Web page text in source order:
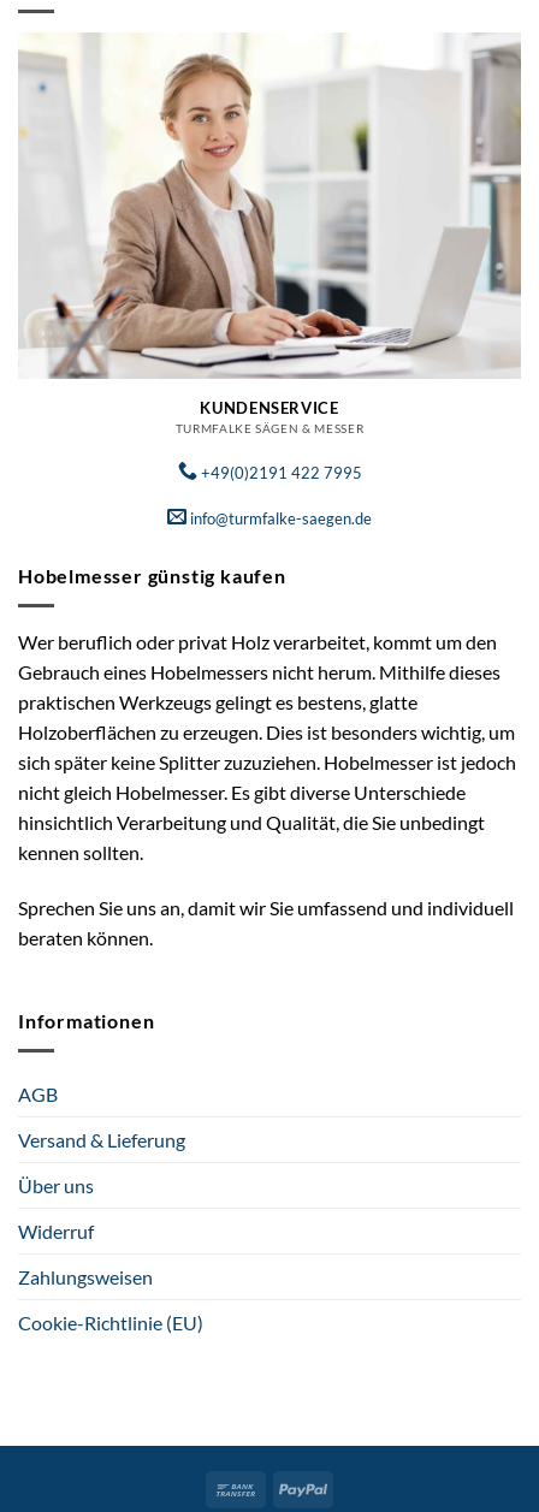
KUNDENSERVICE
TURMFALKE SÄGEN & MESSER
+49(0)2191 422 7995
info@turmfalke-saegen.de
Hobelmesser günstig kaufen
Wer beruflich oder privat Holz verarbeitet, kommt um den
Gebrauch eines Hobelmessers nicht herum. Mithilfe dieses
praktischen Werkzeugs gelingt es bestens, glatte
Holzoberflächen zu erzeugen. Dies ist besonders wichtig, um
sich später keine Splitter zuzuziehen. Hobelmesser ist jedoch
nicht gleich Hobelmesser. Es gibt diverse Unterschiede
hinsichtlich Verarbeitung und Qualität, die Sie unbedingt
kennen sollten.
Sprechen Sie uns an, damit wir Sie umfassend und individuell
beraten können.
Informationen
AGB
Versand & Lieferung
Über uns
Widerruf
Zahlungsweisen
Cookie-Richtlinie (EU)
Bank